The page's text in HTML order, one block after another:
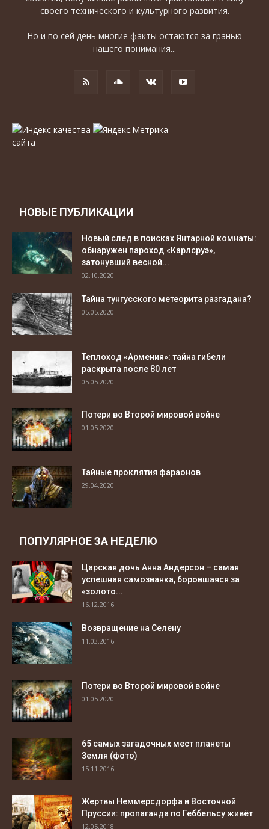
своего технического и культурного развития.
Но и по сей день многие факты остаются за гранью
нашего понимания...
НОВЫЕ ПУБЛИКАЦИИ
Новый след в поисках Янтарной комнаты:
обнаружен пароход «Карлсруэ»,
затонувший весной...
02.10.2020
Тайна тунгусского метеорита разгадана?
05.05.2020
Теплоход «Армения»: тайна гибели
раскрыта после 80 лет
05.05.2020
Потери во Второй мировой войне
01.05.2020
Тайные проклятия фараонов
29.04.2020
ПОПУЛЯРНОЕ ЗА НЕДЕЛЮ
Царская дочь Анна Андерсон – самая
успешная самозванка, боровшаяся за
«золото...
16.12.2016
Возвращение на Селену
11.03.2016
Потери во Второй мировой войне
01.05.2020
65 самых загадочных мест планеты
Земля (фото)
15.11.2016
Жертвы Неммерсдорфа в Восточной
Пруссии: пропаганда по Геббельсу живёт
12.05.2018